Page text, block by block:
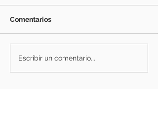
Comentarios
Escribir un comentario...